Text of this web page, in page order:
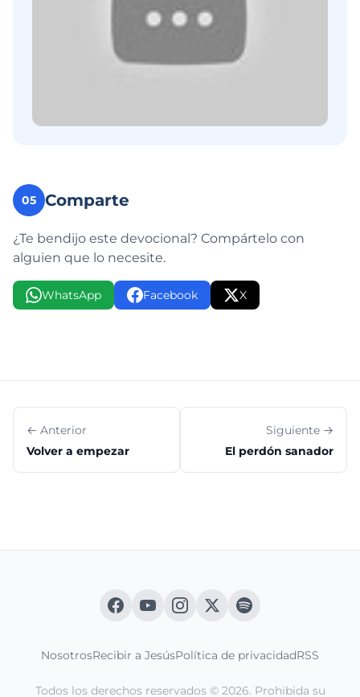
05 Comparte
¿Te bendijo este devocional? Compártelo con
alguien que lo necesite.
WhatsApp Facebook X
← Anterior
Volver a empezar
Siguiente →
El perdón sanador
NosotrosRecibir a JesúsPolítica de privacidadRSS
Todos los derechos reservados © 2026. Prohibida su